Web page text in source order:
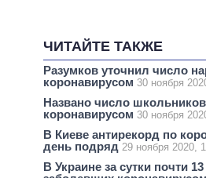
ЧИТАЙТЕ ТАКЖЕ
Разумков уточнил число
коронавирусом 30 ноября
Названо число
коронавирусом 30 ноября
В Киеве антирекорд по
день подряд 29 ноября 2020,
В Украине за сутки почти